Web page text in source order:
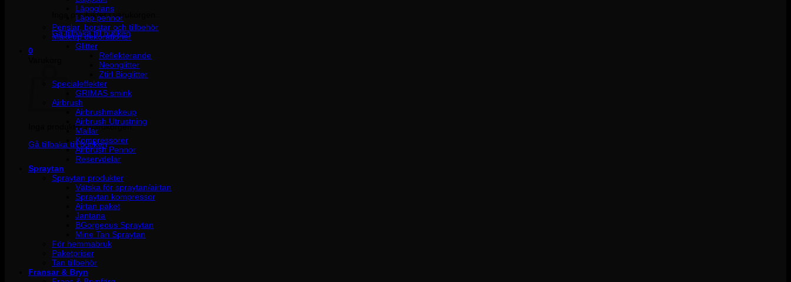
Inga produkter i varukorgen.
Gå tillbaka till butiken
0
Inga produkter i varukorgen.
Gå tillbaka till butiken
Läppglans
Läpp pennor
Penslar, borstar och tillbehör
Makeup dekorationer
Glitter
Reflekterande
Neonglitter
Ztirl Bioglitter
Specialeffekter
GRIMAS smink
Airbrush
Airbrushmakeup
Airbrush Utrustning
Mallar
Kompressorer
Airbrush Pennor
Reservdelar
Spraytan
Spraytan produkter
Vätska för spraytan/airtan
Spraytan kompressor
Airtan paket
Jantana
BGorgeous Spraytan
Mine Tan Spraytan
För hemmabruk
Paketpriser
Tan tillbehör
Fransar & Bryn